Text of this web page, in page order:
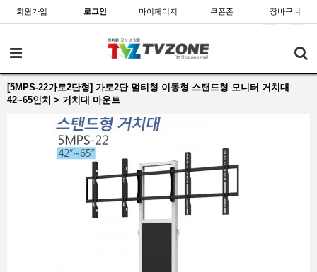
회원가입 로그인 마이페이지 쿠폰존 장바구니
[5MPS-22가로2단형] 가로2단 멀티형 이동형 스탠드형 모니터 거치대
42~65인치 > 거치대 마운트